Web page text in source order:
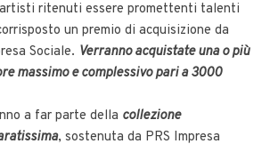
ritenuti essere promettenti talenti
un premio di acquisizione da
Sociale. Verranno acquistate una o più
massimo e complessivo pari a 3000
a far parte della collezione
, sostenuta da PRS Impresa